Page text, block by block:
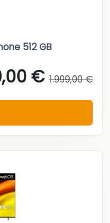
512 GB
€ 1.999,00 €